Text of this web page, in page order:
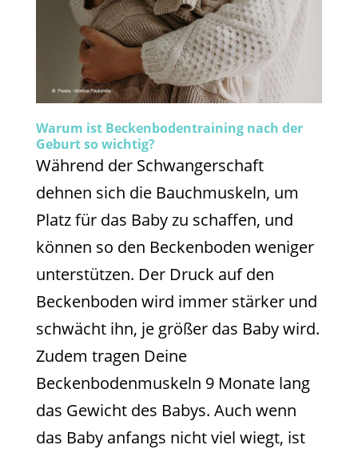
Warum ist Beckenbodentraining nach der
Geburt so wichtig?
Während der Schwangerschaft
dehnen sich die Bauchmuskeln, um
Platz für das Baby zu schaffen, und
können so den Beckenboden weniger
unterstützen. Der Druck auf den
Beckenboden wird immer stärker und
schwächt ihn, je größer das Baby wird.
Zudem tragen Deine
Beckenbodenmuskeln 9 Monate lang
das Gewicht des Babys. Auch wenn
das Baby anfangs nicht viel wiegt, ist